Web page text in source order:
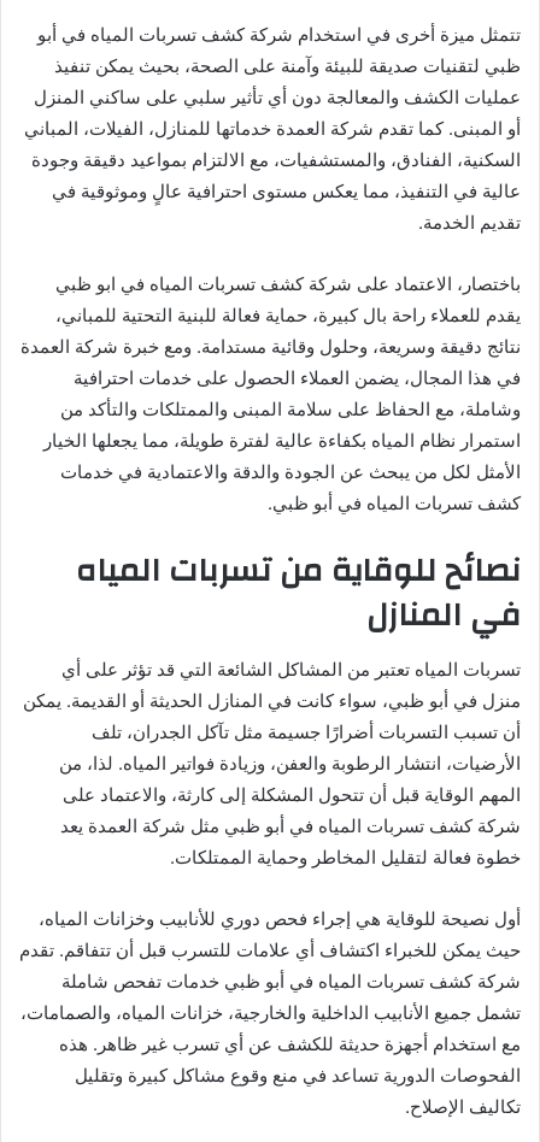
تتمثل ميزة أخرى في استخدام شركة كشف تسربات المياه في أبو
ظبي لتقنيات صديقة للبيئة وآمنة على الصحة، بحيث يمكن تنفيذ
عمليات الكشف والمعالجة دون أي تأثير سلبي على ساكني المنزل
أو المبنى. كما تقدم شركة العمدة خدماتها للمنازل، الفيلات، المباني
السكنية، الفنادق، والمستشفيات، مع الالتزام بمواعيد دقيقة وجودة
عالية في التنفيذ، مما يعكس مستوى احترافية عالٍ وموثوقية في
تقديم الخدمة.
باختصار، الاعتماد على شركة كشف تسربات المياه في ابو ظبي
يقدم للعملاء راحة بال كبيرة، حماية فعالة للبنية التحتية للمباني،
نتائج دقيقة وسريعة، وحلول وقائية مستدامة. ومع خبرة شركة العمدة
في هذا المجال، يضمن العملاء الحصول على خدمات احترافية
وشاملة، مع الحفاظ على سلامة المبنى والممتلكات والتأكد من
استمرار نظام المياه بكفاءة عالية لفترة طويلة، مما يجعلها الخيار
الأمثل لكل من يبحث عن الجودة والدقة والاعتمادية في خدمات
كشف تسربات المياه في أبو ظبي.
نصائح للوقاية من تسربات المياه
في المنازل
تسربات المياه تعتبر من المشاكل الشائعة التي قد تؤثر على أي
منزل في أبو ظبي، سواء كانت في المنازل الحديثة أو القديمة. يمكن
أن تسبب التسربات أضرارًا جسيمة مثل تآكل الجدران، تلف
الأرضيات، انتشار الرطوبة والعفن، وزيادة فواتير المياه. لذا، من
المهم الوقاية قبل أن تتحول المشكلة إلى كارثة، والاعتماد على
شركة كشف تسربات المياه في أبو ظبي مثل شركة العمدة يعد
خطوة فعالة لتقليل المخاطر وحماية الممتلكات.
أول نصيحة للوقاية هي إجراء فحص دوري للأنابيب وخزانات المياه،
حيث يمكن للخبراء اكتشاف أي علامات للتسرب قبل أن تتفاقم. تقدم
شركة كشف تسربات المياه في أبو ظبي خدمات تفحص شاملة
تشمل جميع الأنابيب الداخلية والخارجية، خزانات المياه، والصمامات،
مع استخدام أجهزة حديثة للكشف عن أي تسرب غير ظاهر. هذه
الفحوصات الدورية تساعد في منع وقوع مشاكل كبيرة وتقليل
تكاليف الإصلاح.